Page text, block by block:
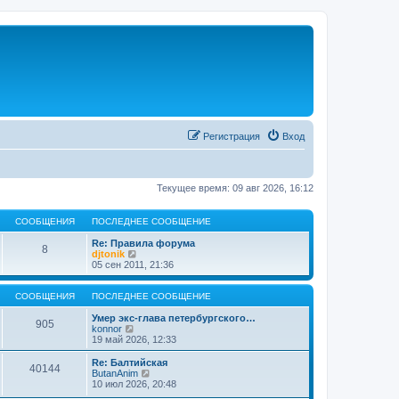
Вход
Регистрация
Текущее время: 09 авг 2026, 16:12
СООБЩЕНИЯ ПОСЛЕДНЕЕ СООБЩЕНИЕ
8
Re: Правила форума
djtonik
е
р
е
й
т
и
п
о
с
л
е
05 сен 2011, 21:36
СООБЩЕНИЯ ПОСЛЕДНЕЕ СООБЩЕНИЕ
905
Умер экс-глава петербургского…
konnor
е
р
е
й
т
19 май 2026, 12:33
40144
Re: Балтийская
ButanAnim
е
10 июл 2026, 20:48